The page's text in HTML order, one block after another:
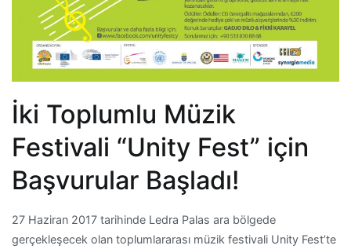
İki Toplumlu Müzik
Festivali “Unity Fest” için
Başvurular Başladı!
27 Haziran 2017 tarihinde Ledra Palas ara bölgede
gerçekleşecek olan toplumlararası müzik festivali Unity Fest’te